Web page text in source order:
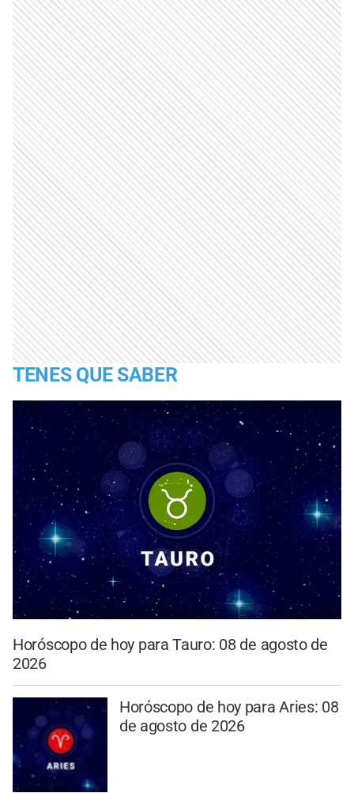
TENES QUE SABER
Horóscopo de hoy para Tauro: 08 de agosto de
2026
Horóscopo de hoy para Aries: 08
de agosto de 2026